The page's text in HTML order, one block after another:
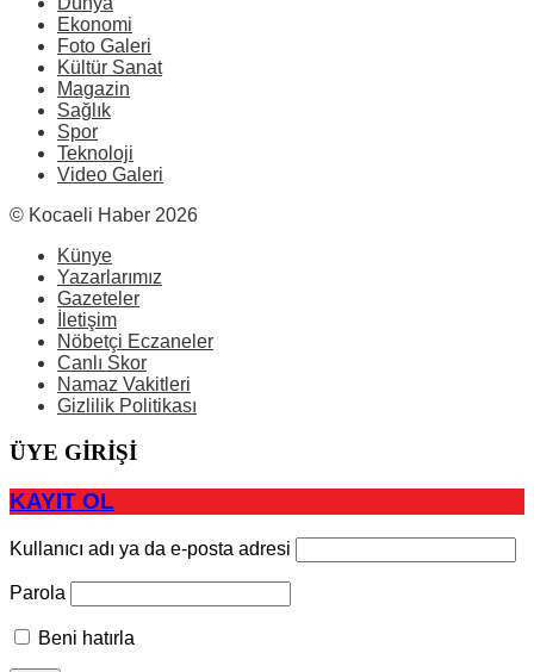
Ekonomi
Foto Galeri
Kültür Sanat
Magazin
Sağlık
Spor
Teknoloji
Video Galeri
© Kocaeli Haber 2026
Künye
Yazarlarımız
Gazeteler
İletişim
Nöbetçi Eczaneler
Canlı Skor
Namaz Vakitleri
Gizlilik Politikası
ÜYE GİRİŞİ
KAYIT OL
Kullanıcı adı ya da e-posta adresi
Parola
Beni hatırla